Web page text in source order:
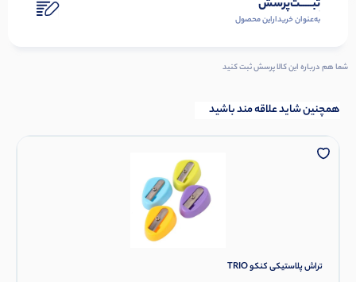
ثبـــــت‌پرسش
به‌عنوان ‌خریدار‌این‌ محصول
شما هم درباره این کالا پرسش ثبت کنید
همچنین شاید علاقه مند باشید
تراش پلاستیکی کنکو TRIO